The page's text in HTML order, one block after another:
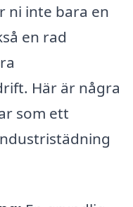
ni inte bara en
en rad
Här är några
som ett